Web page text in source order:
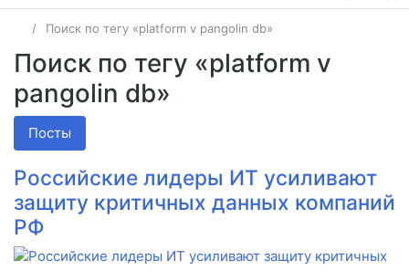
Поиск по тегу «platform v pangolin db»
Поиск по тегу «platform v
pangolin db»
Посты
Российские лидеры ИТ усиливают
защиту критичных данных компаний
РФ